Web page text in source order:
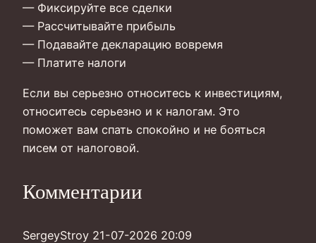
— Фиксируйте все сделки
— Рассчитывайте прибыль
— Подавайте декларацию вовремя
— Платите налоги
Если вы серьезно относитесь к инвестициям,
относитесь серьезно и к налогам. Это
поможет вам спать спокойно и не бояться
писем от налоговой.
Комментарии
SergeyStroy 21-07-2026 20:09